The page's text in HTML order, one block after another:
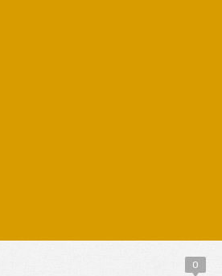
0